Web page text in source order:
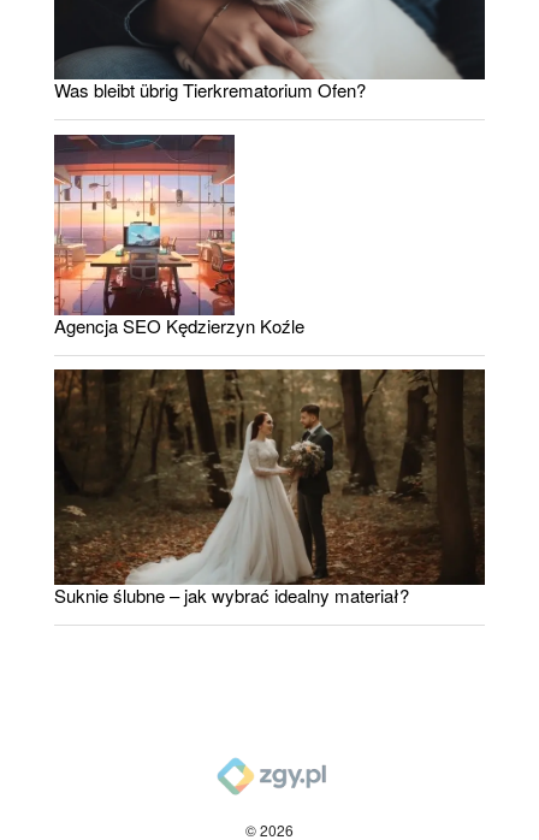
Was bleibt übrig Tierkrematorium Ofen?
Agencja SEO Kędzierzyn Koźle
Suknie ślubne – jak wybrać idealny materiał?
© 2026